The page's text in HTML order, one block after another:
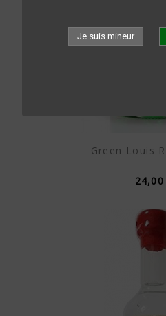
Je suis mineur
Green Louis